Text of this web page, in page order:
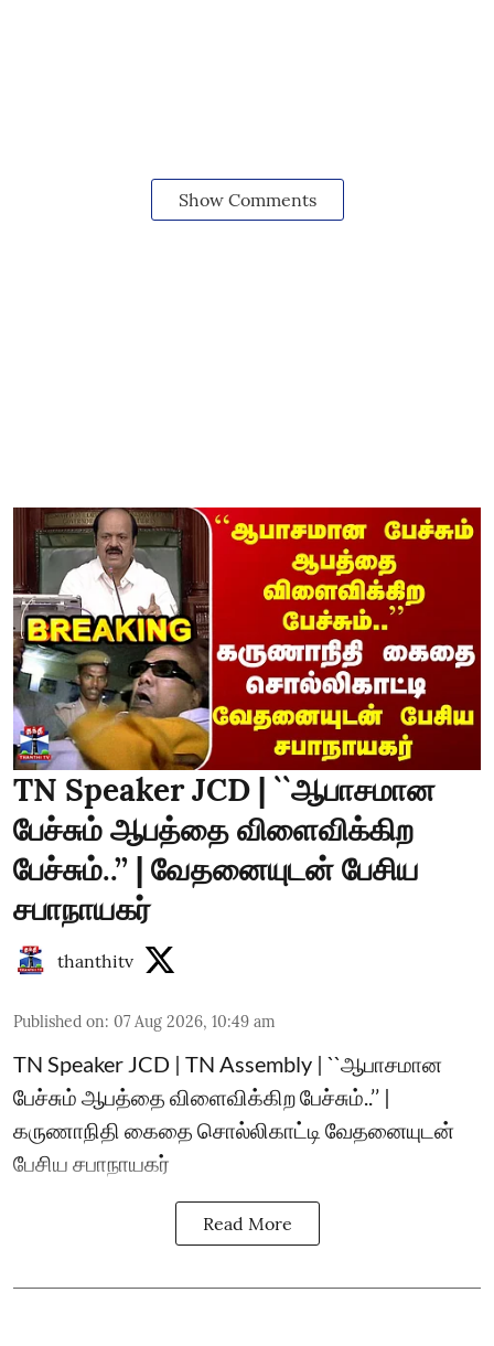
Show Comments
TN Speaker JCD | ``ஆபாசமான
பேச்சும் ஆபத்தை விளைவிக்கிற
பேச்சும்..’’ | வேதனையுடன் பேசிய
சபாநாயகர்
thanthitv
Published on: 07 Aug 2026, 10:49 am
TN Speaker JCD | TN Assembly | ``ஆபாசமான
பேச்சும் ஆபத்தை விளைவிக்கிற பேச்சும்..’’ |
கருணாநிதி கைதை சொல்லிகாட்டி வேதனையுடன்
பேசிய சபாநாயகர்
Read More